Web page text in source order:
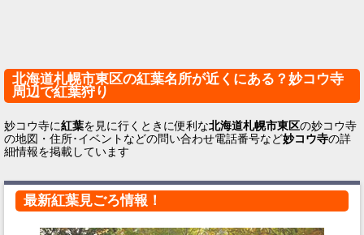
北海道札幌市東区の紅葉名所が近くにある？妙コウ寺
周辺で紅葉狩り
妙コウ寺に紅葉を見に行くときに便利な北海道札幌市東区の妙コウ寺
の地図・住所･イベントなどの問い合わせ電話番号など妙コウ寺の詳
細情報を掲載しています
最新紅葉見ごろ情報！